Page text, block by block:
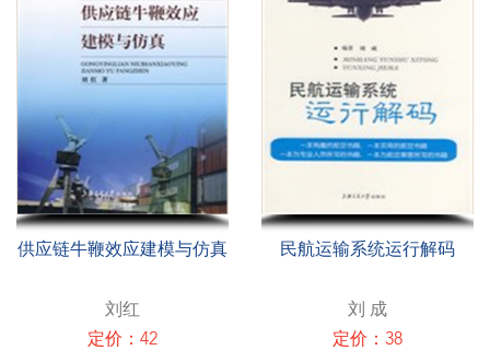
供应链牛鞭效应建模与仿真
刘红
定价：42
民航运输系统运行解码
刘 成
定价：38